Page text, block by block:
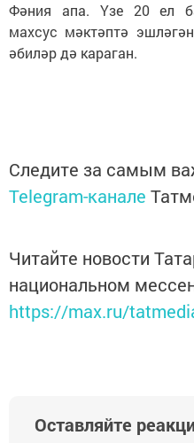
Фәния апа. Үзе 20 ел
махсус мәктәптә
әбиләр дә караган.
Следите за самым
Telegram-канале
Читайте новости
национальном
https://max.ru/
Оставляйте